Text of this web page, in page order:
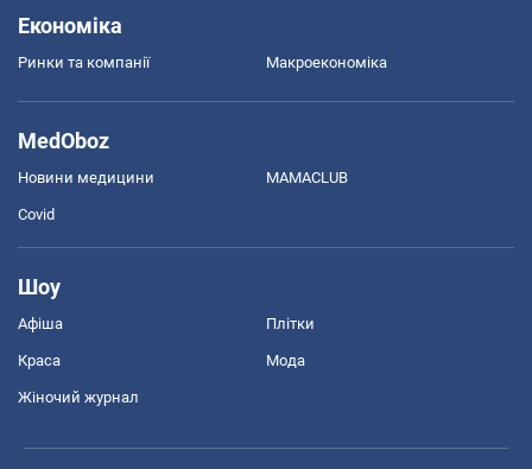
Економіка
Ринки та компанії Макроекономіка
MedOboz
Новини медицини MAMACLUB
Covid
Шоу
Афіша Плітки
Краса Мода
Жіночий журнал